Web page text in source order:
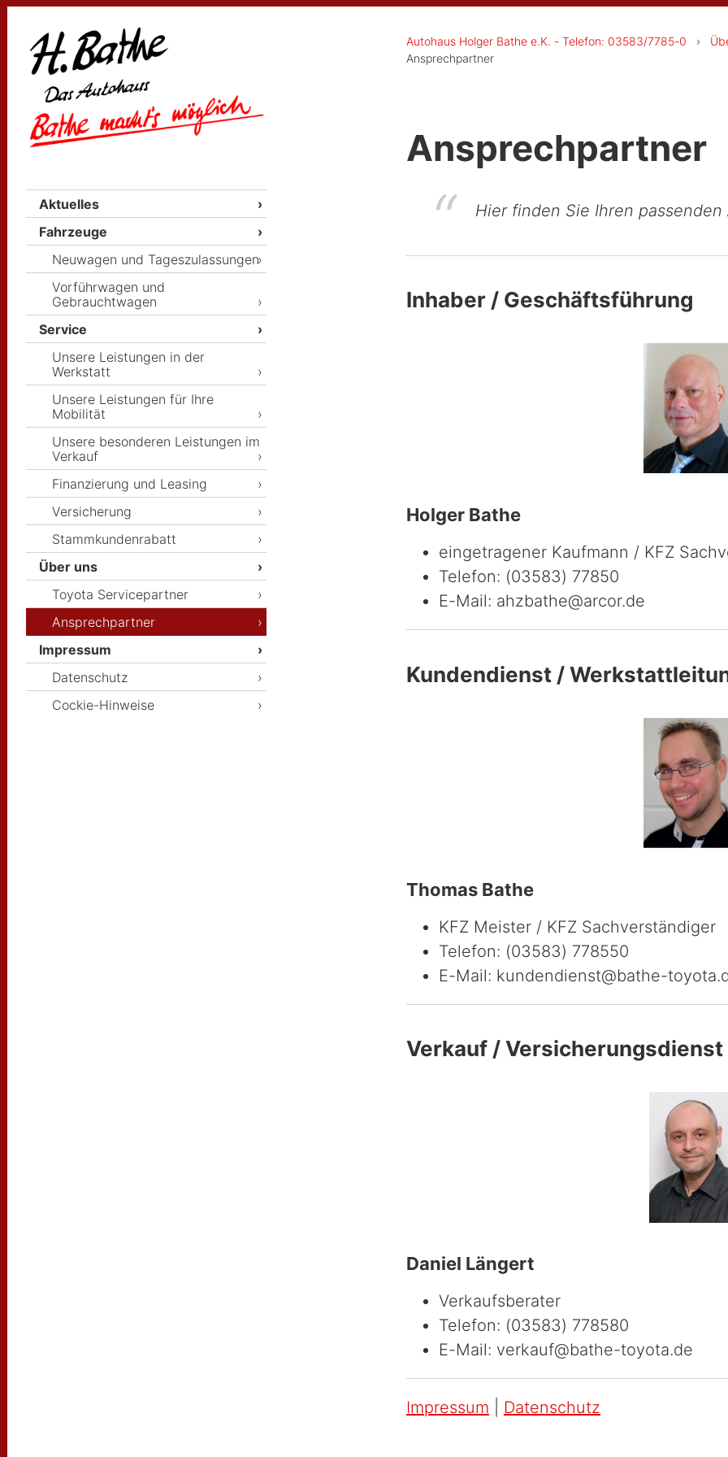
Autohaus Holger Bathe e.K. - Telefon: 03583/7785-0 ›
Ansprechpartner
Ansprechpartner
Hier finden Sie Ihren
Inhaber / Geschäftsführung
Holger Bathe
eingetragener Kaufmann / KFZ
Telefon: (03583) 77850
E-Mail: ahzbathe@arcor.de
Kundendienst /
Thomas Bathe
KFZ Meister / KFZ Sachverständiger
Telefon: (03583) 778550
E-Mail: kundendienst@bathe-
Verkauf / Versicherungsdienst
Daniel Längert
Verkaufsberater
Telefon: (03583) 778580
E-Mail: verkauf@bathe-toyota.de
Impressum Datenschutz
Aktuelles
Fahrzeuge
Neuwagen und Tageszulassungen
Vorführwagen und
Gebrauchtwagen
Service
Unsere Leistungen in der
Werkstatt
Unsere Leistungen für Ihre
Mobilität
Unsere besonderen Leistungen im
Verkauf
Finanzierung und Leasing
Versicherung
Stammkundenrabatt
Über uns
Toyota Servicepartner
Ansprechpartner
Impressum
Datenschutz
Cockie-Hinweise